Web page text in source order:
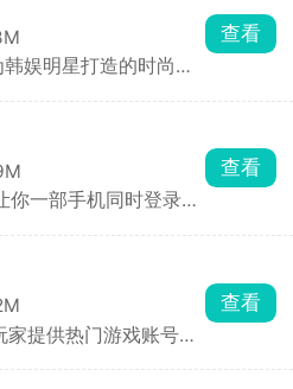
剧本等，在mufyai中你
都是创作者，构筑出了
虚拟交互天地，与众
娱明星打造的时尚周
有保障，商品类别分
到心仪的物品，多件
有优惠哟，更有独特的
，一键下单，48小时内
查看
你一部手机同时登录多
稳定，消息接收及
市面上其他双开软件更
查看
家提供热门游戏账号的
查看